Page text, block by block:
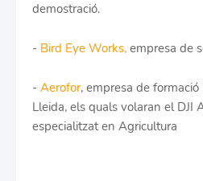
demostració.
- Bird Eye Works, empresa de
- Aerofor, empresa de
Lleida, els quals volaran el DJI
especialitzat en Agricultura